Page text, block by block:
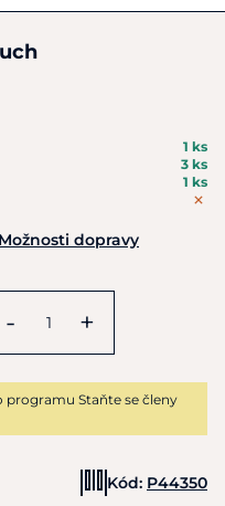
1 ks
3 ks
1 ks
Možnosti dopravy
- +
programu Staňte se členy
Kód: P44350